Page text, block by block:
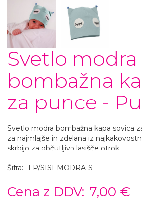
Svetlo modra
bombažna
za punce -
Svetlo modra bombažna kapa sovica
za najmlajše in zdelana iz
skrbijo za občutljivo lasišče otrok.
Šifra: FP/SISI-MODRA-S
Cena z DDV: 7,00 €